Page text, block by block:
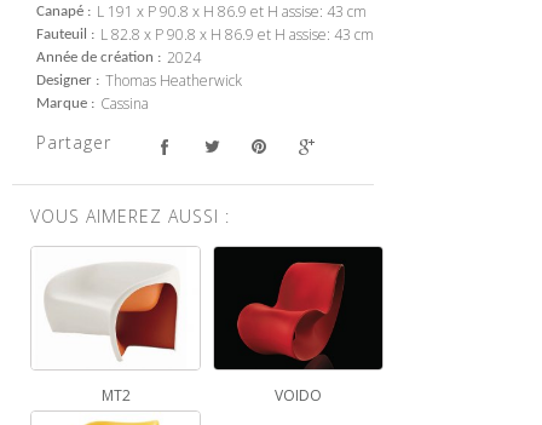
Canapé L 191 x P 90.8 x H 86.9 et H assise: 43 cm
Fauteuil L 82.8 x P 90.8 x H 86.9 et H assise: 43 cm
Année de création 2024
Designer Thomas Heatherwick
Marque Cassina
Partager
VOUS AIMEREZ AUSSI :
MT2 VOIDO